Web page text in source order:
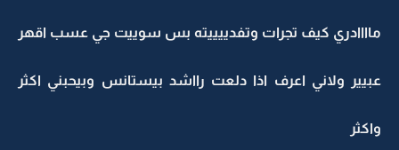
ماااادري كيف تجرات وتفدييييته بس سوييت جي عسب اقهر
عبيير ولاني اعرف اذا دلعت رااشد بيستانس وبيحبني اكثر
واكثر